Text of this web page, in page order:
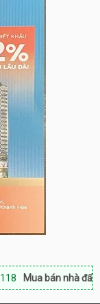
Mua bán nhà đất Phan